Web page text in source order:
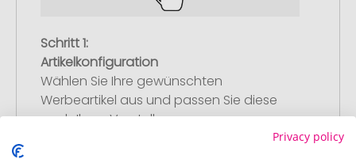
Schritt 1:
Artikelkonfiguration
Wählen Sie Ihre gewünschten
Werbeartikel aus und passen Sie diese
nach Ihren Vorstellungen an.
Anschließend legen Sie die konfiguriertenPrivacy policy